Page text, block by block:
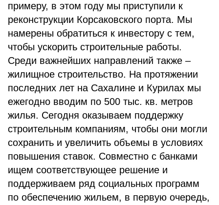
примеру, в этом году мы приступили к
реконструкции Корсаковского порта. Мы
намерены обратиться к инвестору с тем,
чтобы ускорить строительные работы.
Среди важнейших направлений также –
жилищное строительство. На протяжении
последних лет на Сахалине и Курилах мы
ежегодно вводим по 500 тыс. кв. метров
жилья. Сегодня оказываем поддержку
строительным компаниям, чтобы они могли
сохранить и увеличить объемы в условиях
повышения ставок. Совместно с банками
ищем соответствующее решение и
поддерживаем ряд социальных программ
по обеспечению жильем, в первую очередь,